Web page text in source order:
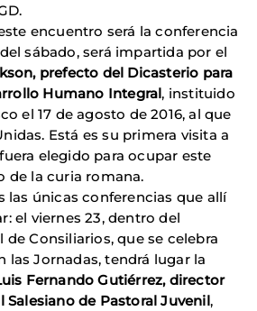
encuentro será la conferencia
sábado, será impartida por el
prefecto del Dicasterio para
Humano Integral, instituido
el 17 de agosto de 2016, al que
Está es su primera visita a
elegido para ocupar este
de la curia romana.
las únicas conferencias que allí
el viernes 23, dentro del
Consiliarios, que se celebra
Jornadas, tendrá lugar la
Fernando Gutiérrez, director
de Pastoral Juvenil,